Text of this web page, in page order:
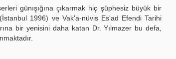
günışığına çıkarmak hiç şüphesiz büyük bir
1996) ve Vak'a-nüvis Es'ad Efendi Tarihi
bir yenisini daha katan Dr. Yılmazer bu defa,